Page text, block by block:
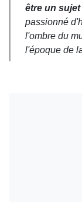
être un
passionné
l'ombre du
l'époque de